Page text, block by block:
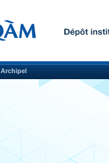
Archipel